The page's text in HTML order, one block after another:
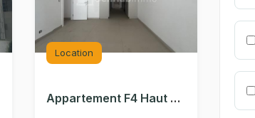
Location
Appartement F4 Haut Standing – DAKAR PLATEAU de 250 m² / Location résidentielle